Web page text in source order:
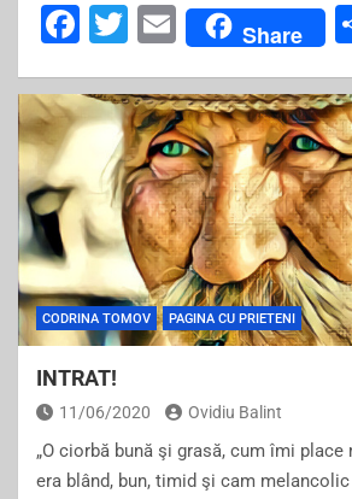
F
c
e
b
o
o
k
T
tt
er
E
m
ai
l
Share
CODRINA TOMOV PAGINA CU PRIETENI
INTRAT!
11/06/2020 Ovidiu Balint
„O ciorbă bună şi grasă, cum îmi
era blând, bun, timid şi cam melancolic